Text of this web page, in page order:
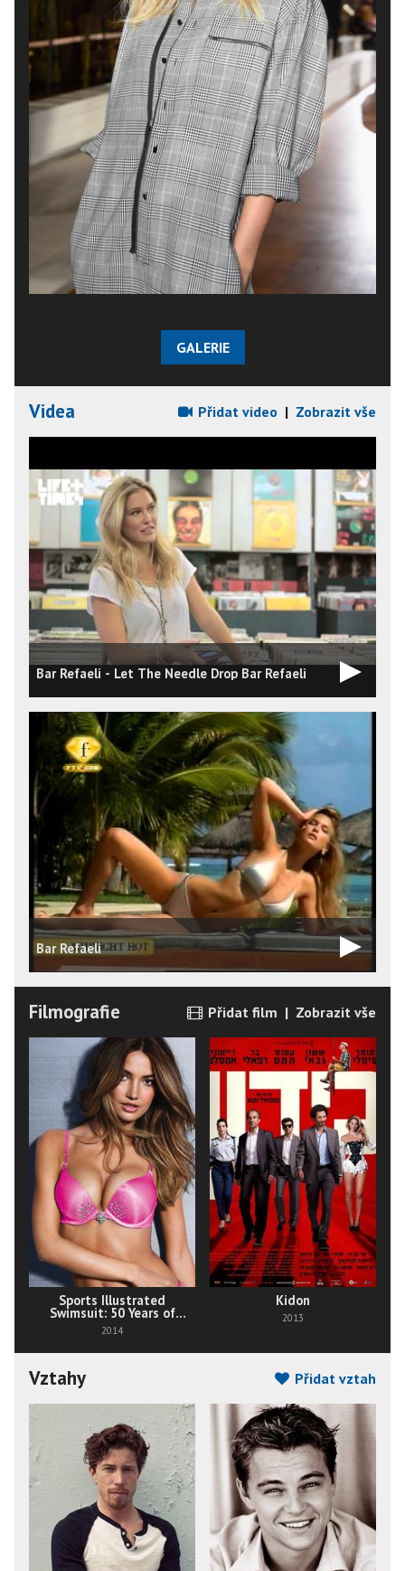
GALERIE
Videa Přidat video | Zobrazit vše
Bar Refaeli - Let The Needle Drop Bar Refaeli
Bar Refaeli
Filmografie Přidat film | Zobrazit vše
Sports Illustrated
Swimsuit: 50 Years of
Beautiful
2014
Kidon
2013
Vztahy Přidat vztah